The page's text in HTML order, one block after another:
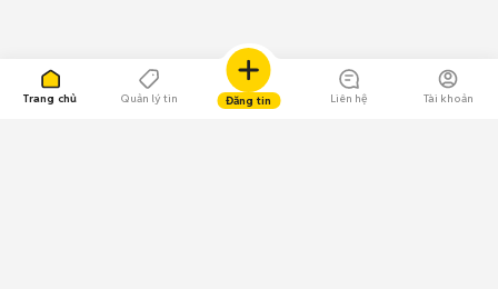
Trang chủ Quản lý tin Đăng tin Liên hệ Tài khoản